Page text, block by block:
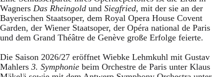
Wagners Das Rheingold und Siegfried, mit der sie an der
Bayerischen Staatsoper, dem Royal Opera House Covent
Garden, der Wiener Staatsoper, der Opéra national de Paris
und dem Grand Théâtre de Genève große Erfolge feierte.
Die Saison 2026/27 eröffnet Wiebke Lehmkuhl mit Gustav
Mahlers 3. Symphonie beim Orchestre de Paris unter Klaus